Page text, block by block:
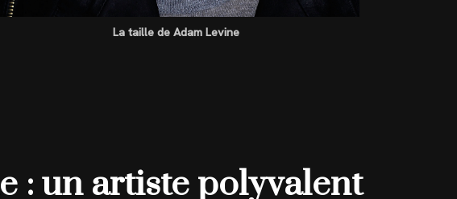
La taille de Adam Levine
: un artiste polyvalent